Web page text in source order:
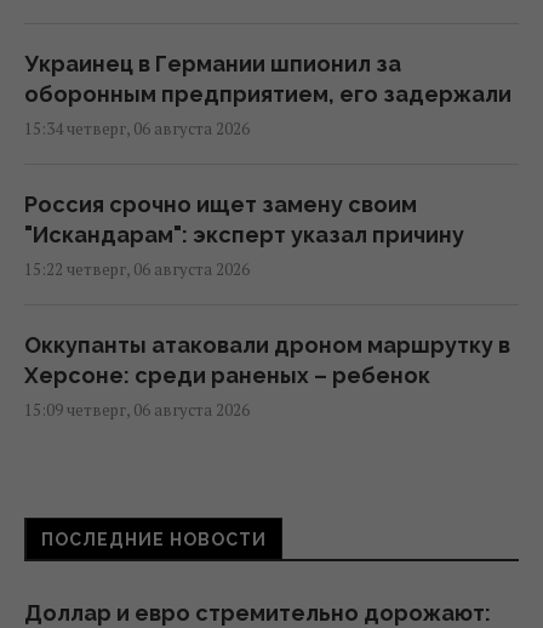
Украинец в Германии шпионил за
оборонным предприятием, его задержали
15:34 четверг, 06 августа 2026
Россия срочно ищет замену своим
"Искандарам": эксперт указал причину
15:22 четверг, 06 августа 2026
Оккупанты атаковали дроном маршрутку в
Херсоне: среди раненых – ребенок
15:09 четверг, 06 августа 2026
Днепропетровской области: погибли пять
человек, много раненых
ПОСЛЕДНИЕ НОВОСТИ
Доллар и евро стремительно дорожают: